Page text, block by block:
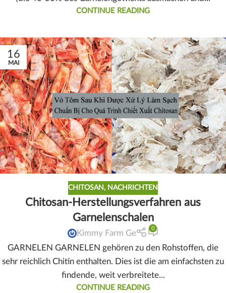
CONTINUE READING
16
MAI
CHITOSAN, NACHRICHTEN
Chitosan-Herstellungsverfahren aus
Garnelenschalen
Kimmy Farm Ge
0
GARNELEN GARNELEN gehören zu den Rohstoffen, die
sehr reichlich Chitin enthalten. Dies ist die am einfachsten zu
findende, weit verbreitete...
CONTINUE READING